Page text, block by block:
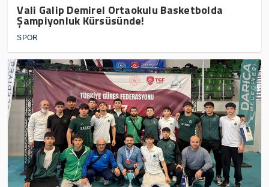
Vali Galip Demirel Ortaokulu Basketbolda
Şampiyonluk Kürsüsünde!
SPOR